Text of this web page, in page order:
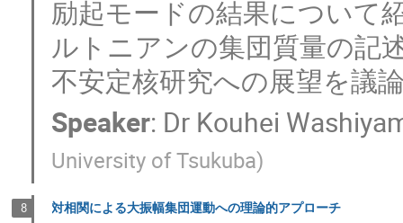
励起モードの結果について
ルトニアンの集団質量の記
不安定核研究への展望を議
Speaker: Dr Kouhei
University of Tsukuba)
8 対相関による大振幅集団運動への理論的アプローチ